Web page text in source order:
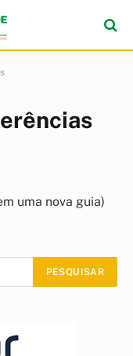
uma nova guia)